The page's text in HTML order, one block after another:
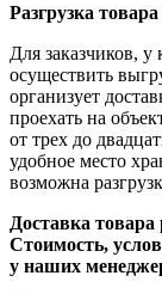
Разгрузка
Для заказчиков,
осуществить
организует
проехать на
от трех до
удобное место
возможна
Доставка
Стоимость,
у наших